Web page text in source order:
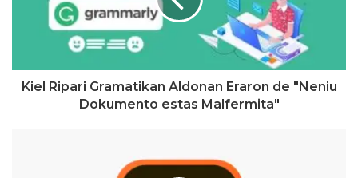
Kiel Ripari Gramatikan Aldonan Eraron de "Neniu
Dokumento estas Malfermita"